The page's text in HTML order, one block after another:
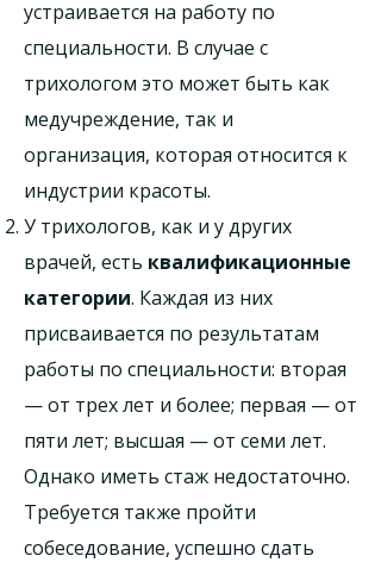
устраивается на работу по
специальности. В случае с
трихологом это может быть как
медучреждение, так и
организация, которая относится к
индустрии красоты.
У трихологов, как и у других
врачей, есть квалификационные
категории. Каждая из них
присваивается по результатам
работы по специальности: вторая
— от трех лет и более; первая — от
пяти лет; высшая — от семи лет.
Однако иметь стаж недостаточно.
Требуется также пройти
собеседование, успешно сдать